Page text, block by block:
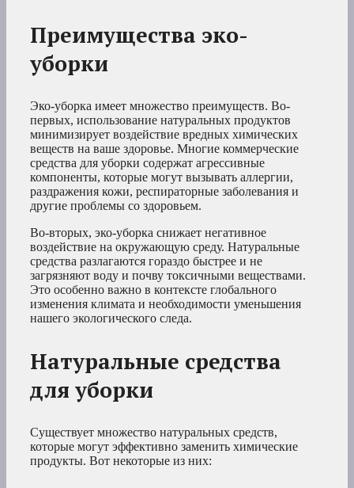
Преимущества эко-
уборки
Эко-уборка имеет множество преимуществ. Во-
первых, использование натуральных продуктов
минимизирует воздействие вредных химических
веществ на ваше здоровье. Многие коммерческие
средства для уборки содержат агрессивные
компоненты, которые могут вызывать аллергии,
раздражения кожи, респираторные заболевания и
другие проблемы со здоровьем.
Во-вторых, эко-уборка снижает негативное
воздействие на окружающую среду. Натуральные
средства разлагаются гораздо быстрее и не
загрязняют воду и почву токсичными веществами.
Это особенно важно в контексте глобального
изменения климата и необходимости уменьшения
нашего экологического следа.
Натуральные средства
для уборки
Существует множество натуральных средств,
которые могут эффективно заменить химические
продукты. Вот некоторые из них: